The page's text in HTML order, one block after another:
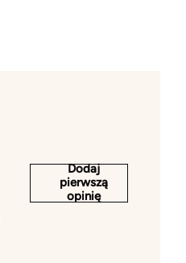
Dodaj
pierwszą
opinię